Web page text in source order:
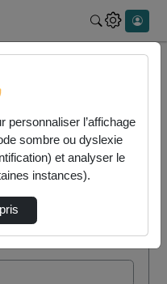
personnaliser l’affichage
sombre ou dyslexie
et analyser le
instances).